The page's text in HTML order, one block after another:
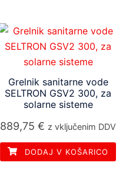
Grelnik sanitarne vode
SELTRON GSV2 300, za
solarne sisteme
889,75€ z vključenim DDV
DODAJ V KOŠARICO